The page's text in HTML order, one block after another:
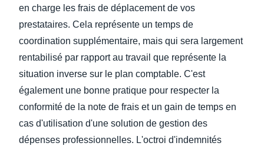
en charge les frais de déplacement de vos
prestataires. Cela représente un temps de
coordination supplémentaire, mais qui sera largement
rentabilisé par rapport au travail que représente la
situation inverse sur le plan comptable. C'est
également une bonne pratique pour respecter la
conformité de la note de frais et un gain de temps en
cas d'utilisation d'une solution de gestion des
dépenses professionnelles. L'octroi d'indemnités